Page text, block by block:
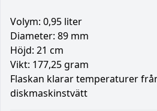
Volym: 0,95 liter
Diameter: 89 mm
Höjd: 21 cm
Vikt: 177,25 gram
Flaskan klarar temperaturer
diskmaskinstvätt